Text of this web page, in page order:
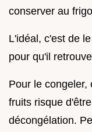
conserver au
L'idéal, c'est de
pour qu'il
Pour le congeler,
fruits risque
décongélation.